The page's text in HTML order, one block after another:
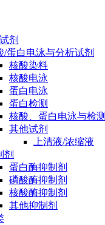
剂
/蛋白电泳与分析试剂
核酸染料
核酸电泳
蛋白电泳
蛋白检测
核酸、蛋白电泳与检测
其他试剂
上清液/浓缩液
剂
蛋白酶抑制剂
磷酸酶抑制剂
核酸酶抑制剂
其他抑制剂